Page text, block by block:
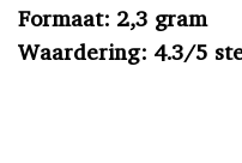
Formaat: 2,3 gram
Waardering: 4.3/5